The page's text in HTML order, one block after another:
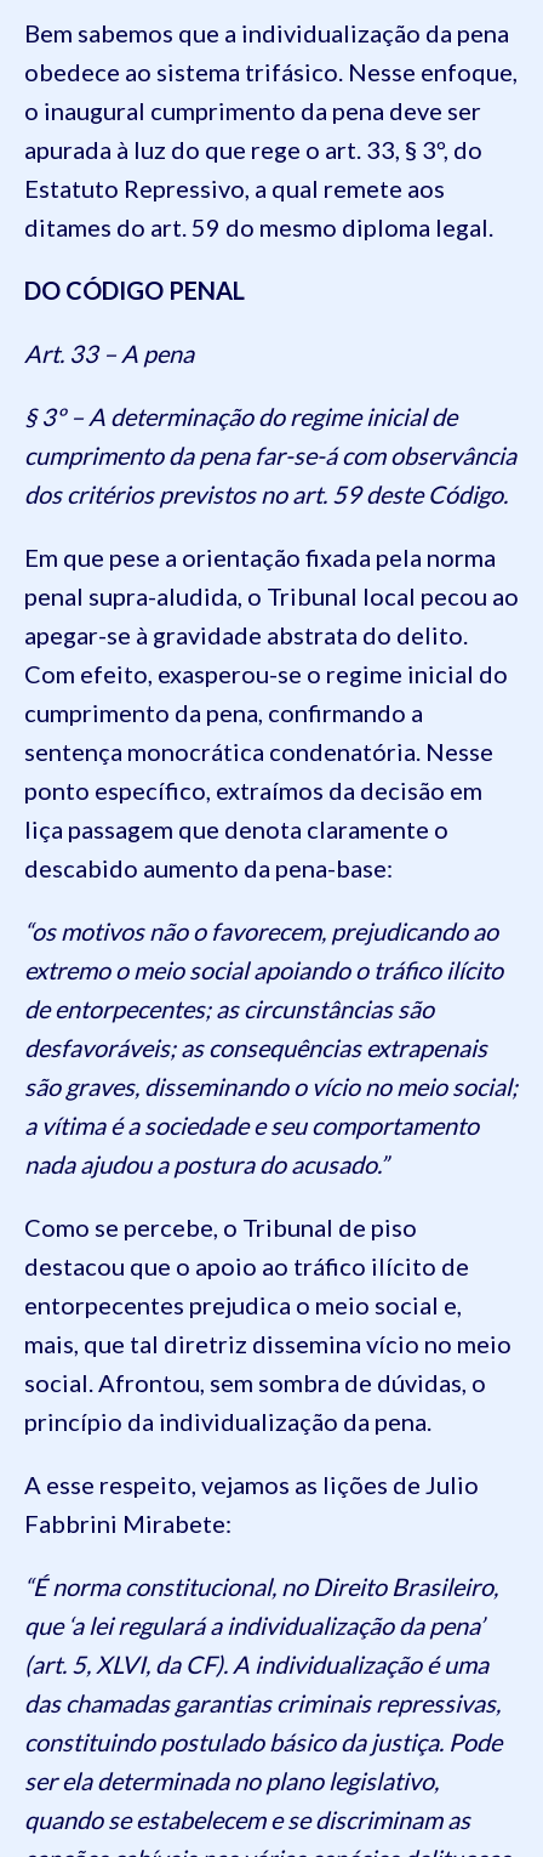
Bem sabemos que a individualização da pena
obedece ao sistema trifásico. Nesse enfoque,
o inaugural cumprimento da pena deve ser
apurada à luz do que rege o art. 33, § 3º, do
Estatuto Repressivo, a qual remete aos
ditames do art. 59 do mesmo diploma legal.
DO CÓDIGO PENAL
Art. 33 – A pena
§ 3º – A determinação do regime inicial de
cumprimento da pena far-se-á com observância
dos critérios previstos no art. 59 deste Código.
Em que pese a orientação fixada pela norma
penal supra-aludida, o Tribunal local pecou ao
apegar-se à gravidade abstrata do delito.
Com efeito, exasperou-se o regime inicial do
cumprimento da pena, confirmando a
sentença monocrática condenatória. Nesse
ponto específico, extraímos da decisão em
liça passagem que denota claramente o
descabido aumento da pena-base:
“os motivos não o favorecem, prejudicando ao
extremo o meio social apoiando o tráfico ilícito
de entorpecentes; as circunstâncias são
desfavoráveis; as consequências extrapenais
são graves, disseminando o vício no meio social;
a vítima é a sociedade e seu comportamento
nada ajudou a postura do acusado.”
Como se percebe, o Tribunal de piso
destacou que o apoio ao tráfico ilícito de
entorpecentes prejudica o meio social e,
mais, que tal diretriz dissemina vício no meio
social. Afrontou, sem sombra de dúvidas, o
princípio da individualização da pena.
A esse respeito, vejamos as lições de Julio
Fabbrini Mirabete:
“É norma constitucional, no Direito Brasileiro,
que ‘a lei regulará a individualização da pena’
(art. 5, XLVI, da CF). A individualização é uma
das chamadas garantias criminais repressivas,
constituindo postulado básico da justiça. Pode
ser ela determinada no plano legislativo,
quando se estabelecem e se discriminam as